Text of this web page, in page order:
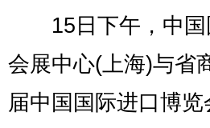
15日下午，中国
会展中心(上海)与省
届中国国际进口博